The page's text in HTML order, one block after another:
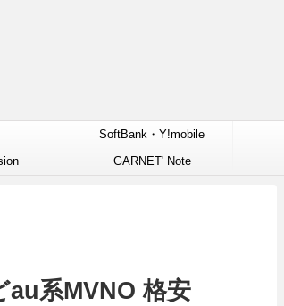
SoftBank・Y!mobile
GARNET' Note
au系MVNO 格安